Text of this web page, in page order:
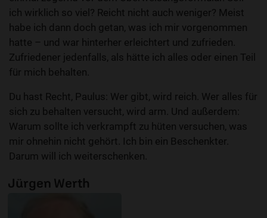
ich wirklich so viel? Reicht nicht auch weniger? Meist
habe ich dann doch getan, was ich mir vorgenommen
hatte – und war hinterher erleichtert und zufrieden.
Zufriedener jedenfalls, als hätte ich alles oder einen Teil
für mich behalten.
Du hast Recht, Paulus: Wer gibt, wird reich. Wer alles für
sich zu behalten versucht, wird arm. Und außerdem:
Warum sollte ich verkrampft zu hüten versuchen, was
mir ohnehin nicht gehört. Ich bin ein Beschenkter.
Darum will ich weiterschenken.
Jürgen Werth